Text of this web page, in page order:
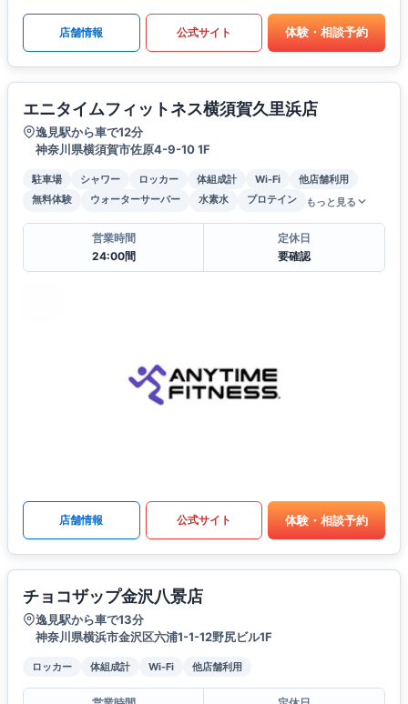
店舗情報 公式サイト 体験・相談予約
エニタイムフィットネス横須賀久里浜店
逸見駅から車で12分
神奈川県横須賀市佐原4-9-10 1F
駐車場 シャワー ロッカー 体組成計 Wi-Fi
他店舗利用
無料体験
ウォーターサーバー 水素水 プロテイン もっと見る
営業時間
24:00間
定休日
要確認
店舗情報 公式サイト 体験・相談予約
チョコザップ金沢八景店
逸見駅から車で13分
神奈川県横浜市金沢区六浦1-1-12野尻ビル1F
ロッカー 体組成計 Wi-Fi 他店舗利用